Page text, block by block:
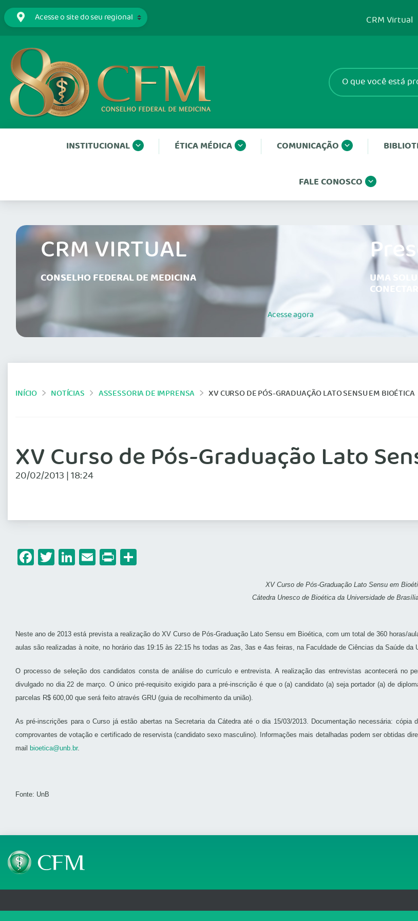
CRM Virtual
INSTITUCIONAL ÉTICA MÉDICA COMUNICAÇÃO
FALE CONOSCO
CRM VIRTUAL
CONSELHO FEDERAL DE MEDICINA
Acesseagora
UMA
INÍCIO NOTÍCIAS ASSESSORIA DE IMPRENSA XV CURSO DE PÓS-GRADUAÇÃO LATO SENSU EM BIOÉTICA
XV Curso de Pós-Graduação Lato
20/02/2013 | 18:24
Facebook
Twitter
LinkedIn
Email
Print
XV Curso de Pós-Graduação Lato Sensu em
Cátedra Unesco de Bioética da Universidade de
Neste ano de 2013 está prevista a realização do XV Curso de Pós-Graduação Lato Sensu em Bioética, com um total de 360 horas/
aulas são realizadas à noite, no horário das 19:15 às 22:15 hs todas as 2as, 3as e 4as feiras, na Faculdade de Ciências da Saúde da
O processo de seleção dos candidatos consta de análise do currículo e entrevista. A realização das entrevistas acontecerá no
divulgado no dia 22 de março. O único pré-requisito exigido para a pré-inscrição é que o (a) candidato (a) seja portador (a) de
parcelas R$ 600,00 que será feito através GRU (guia de recolhimento da união).
As pré-inscrições para o Curso já estão abertas na Secretaria da Cátedra até o dia 15/03/2013. Documentação necessária:
comprovantes de votação e certificado de reservista (candidato sexo masculino). Informações mais detalhadas podem ser obtidas
mail
bioetica@unb.br.
Fonte: UnB